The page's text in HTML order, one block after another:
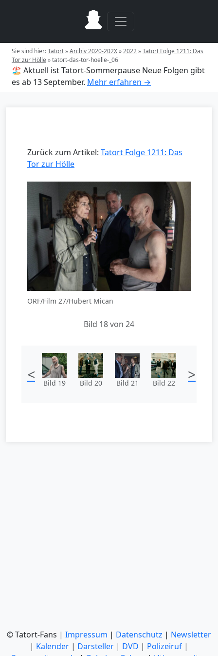
Sie sind hier:Tatort»Archiv 2020-202X»2022»Tatort Folge 1211: Das
Tor zur Hölle»tatort-das-tor-hoelle-_06
🏖️ Aktuell ist Tatort-Sommerpause Neue Folgen gibt
es ab 13 September. Mehr erfahren →
Zurück zum Artikel: Tatort Folge 1211: Das
Tor zur Hölle
ORF/Film 27/Hubert Mican
Bild 18 von 24
< Bild 19 Bild 20 Bild 21 Bild 22 >
© Tatort-Fans | Impressum | Datenschutz | Newsletter
| Kalender | Darsteller | DVD | Polizeiruf |